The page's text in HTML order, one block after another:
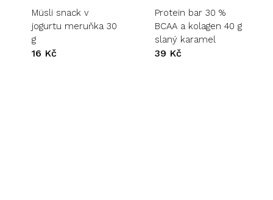
Müsli snack v
jogurtu meruňka 30
g
16 Kč
Protein bar 30 %
BCAA a kolagen 40 g
slaný karamel
39 Kč